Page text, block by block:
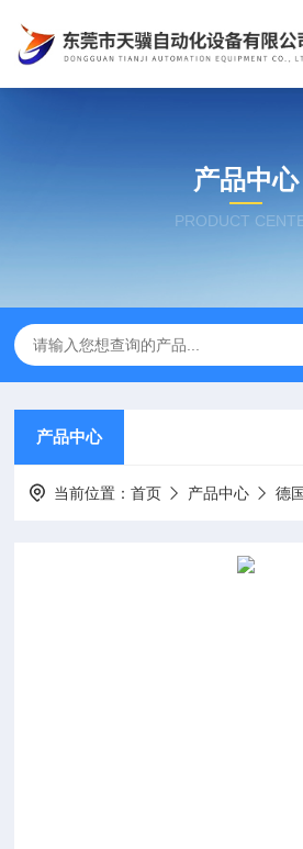
产品中心
PRODUCT
产品中心
当前位置：首页 产品中心 德